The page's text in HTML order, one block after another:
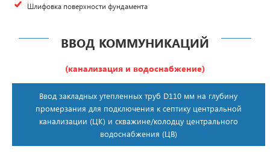
Шлифовка поверхности фундамента
ВВОД КОММУНИКАЦИЙ
(канализация и водоснабжение)
Ввод закладных утепленных труб D110 мм на глубину
промерзания для подключения к септику центральной
канализации (ЦК) и скважине/колодцу центрального
водоснабжения (ЦВ)